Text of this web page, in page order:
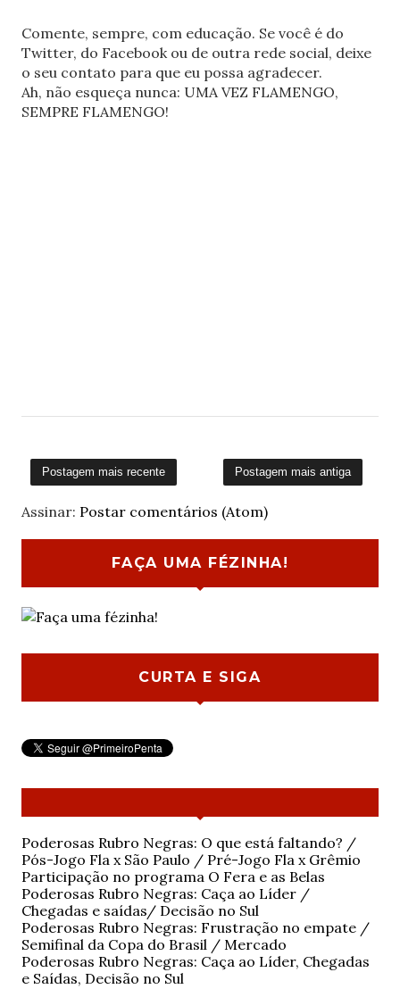
Comente, sempre, com educação. Se você é do
Twitter, do Facebook ou de outra rede social, deixe
o seu contato para que eu possa agradecer.
Ah, não esqueça nunca: UMA VEZ FLAMENGO,
SEMPRE FLAMENGO!
Postagem mais recente Postagem mais antiga
Assinar: Postar comentários (Atom)
FAÇA UMA FÉZINHA!
CURTA E SIGA
Poderosas Rubro Negras: O que está faltando? /
Pós-Jogo Fla x São Paulo / Pré-Jogo Fla x Grêmio
Participação no programa O Fera e as Belas
Poderosas Rubro Negras: Caça ao Líder /
Chegadas e saídas/ Decisão no Sul
Poderosas Rubro Negras: Frustração no empate /
Semifinal da Copa do Brasil / Mercado
Poderosas Rubro Negras: Caça ao Líder, Chegadas
e Saídas, Decisão no Sul